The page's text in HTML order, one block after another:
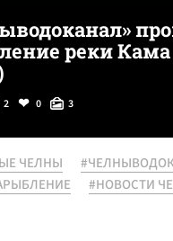
реки Кама
2 0 3
ЧЕЛНЫ
#НОВОСТИ